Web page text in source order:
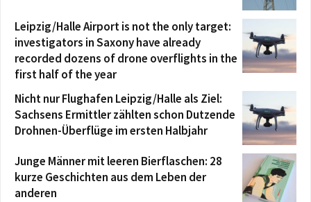
Leipzig/Halle Airport is not the only target:
investigators in Saxony have already
recorded dozens of drone overflights in the
first half of the year
Nicht nur Flughafen Leipzig/Halle als Ziel:
Sachsens Ermittler zählten schon Dutzende
Drohnen-Überflüge im ersten Halbjahr
Junge Männer mit leeren Bierflaschen: 28
kurze Geschichten aus dem Leben der
anderen